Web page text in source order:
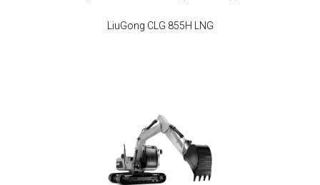
LiuGong CLG 855H LNG